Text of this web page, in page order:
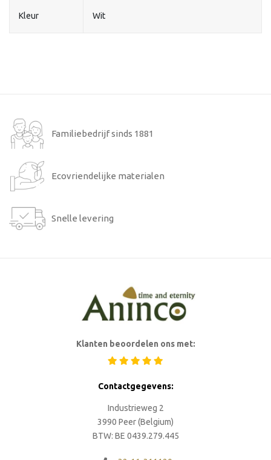
Kleur Wit
Familiebedrijf sinds 1881
Ecovriendelijke materialen
Snelle levering
Klanten beoordelen ons met:
Contactgegevens:
Industrieweg 2
3990 Peer (Belgium)
BTW: BE 0439.279.445